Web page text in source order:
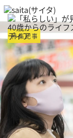
特集記事